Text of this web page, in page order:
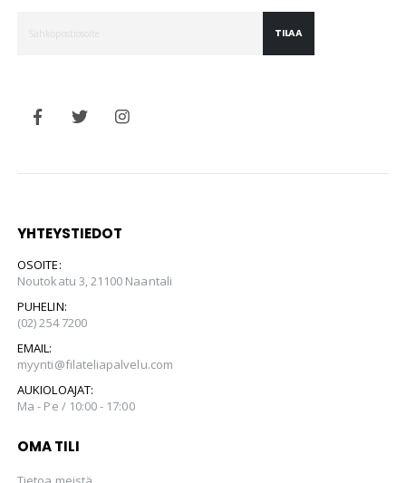
TILAA
YHTEYSTIEDOT
OSOITE:
Noutokatu 3, 21100 Naantali
PUHELIN:
(02) 254 7200
EMAIL:
myynti@filateliapalvelu.com
AUKIOLOAJAT:
Ma - Pe / 10:00 - 17:00
OMA TILI